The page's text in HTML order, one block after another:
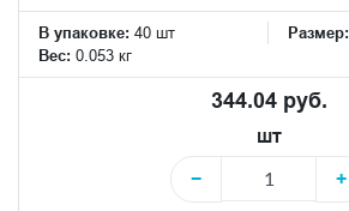
В упаковке: 40 шт Размер:
Вес: 0.053 кг
344.04 руб.
шт
−
+